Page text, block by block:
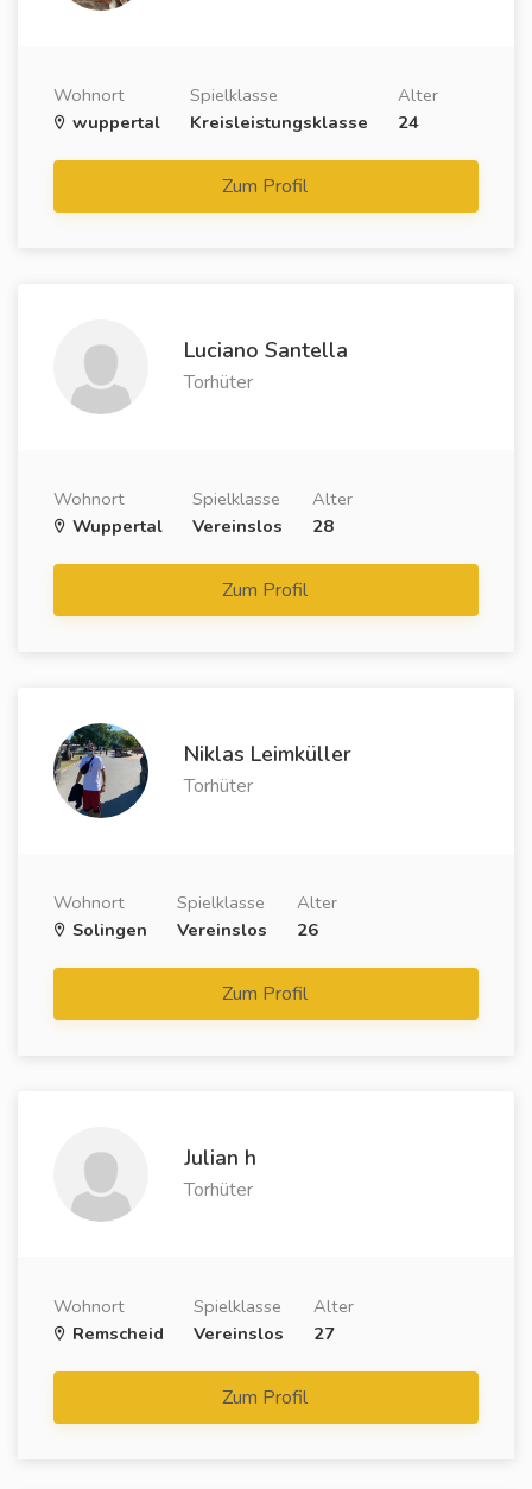
Wohnort
wuppertal
Spielklasse
Kreisleistungsklasse
Alter
24
Zum Profil
Luciano Santella
Torhüter
Wohnort
Wuppertal
Spielklasse
Vereinslos
Alter
28
Zum Profil
Niklas Leimküller
Torhüter
Wohnort
Solingen
Spielklasse
Vereinslos
Alter
26
Zum Profil
Julian h
Torhüter
Wohnort
Remscheid
Spielklasse
Vereinslos
Alter
27
Zum Profil